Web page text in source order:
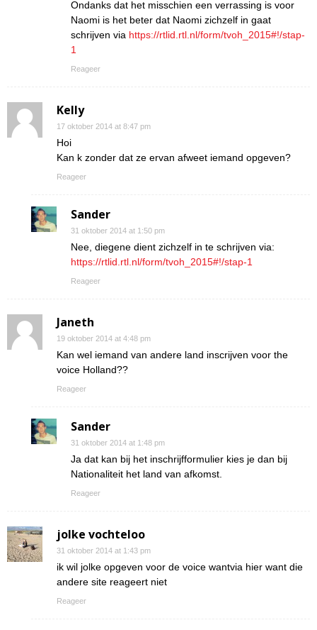
Ondanks dat het misschien een verrassing is voor
Naomi is het beter dat Naomi zichzelf in gaat
schrijven via https://rtlid.rtl.nl/form/tvoh_2015#!/stap-
1
Reageer
Kelly
17 oktober 2014 at 8:47 pm
Hoi
Kan k zonder dat ze ervan afweet iemand opgeven?
Reageer
Sander
31 oktober 2014 at 1:50 pm
Nee, diegene dient zichzelf in te schrijven via:
https://rtlid.rtl.nl/form/tvoh_2015#!/stap-1
Reageer
Janeth
19 oktober 2014 at 4:48 pm
Kan wel iemand van andere land inscrijven voor the
voice Holland??
Reageer
Sander
31 oktober 2014 at 1:48 pm
Ja dat kan bij het inschrijfformulier kies je dan bij
Nationaliteit het land van afkomst.
Reageer
jolke vochteloo
31 oktober 2014 at 1:43 pm
ik wil jolke opgeven voor de voice wantvia hier want die
andere site reageert niet
Reageer